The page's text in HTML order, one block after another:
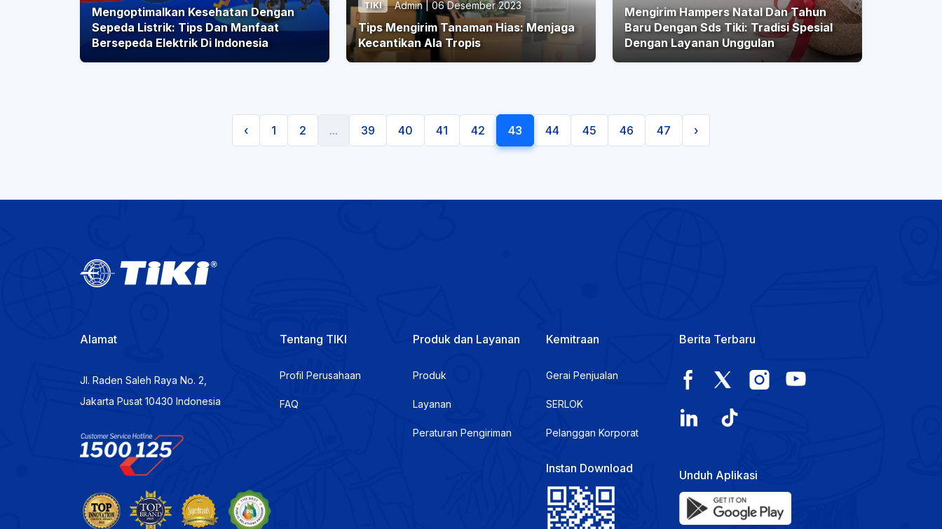
Mengoptimalkan Kesehatan Dengan
Sepeda Listrik: Tips Dan Manfaat
Bersepeda Elektrik Di Indonesia
TIKI Admin | 06 Desember 2023
Tips Mengirim Tanaman Hias: Menjaga
Kecantikan Ala Tropis
Mengirim Hampers Natal Dan Tahun
Baru Dengan Sds Tiki: Tradisi Spesial
Dengan Layanan Unggulan
‹ 1 2 ... 39 40 41 42 43 44 45 46 47 ›
Alamat
Jl. Raden Saleh Raya No. 2,
Jakarta Pusat 10430 Indonesia
Tentang TIKI
Profil Perusahaan
FAQ
Produk dan Layanan
Produk
Layanan
Peraturan Pengiriman
Kemitraan
Gerai Penjualan
SERLOK
Pelanggan Korporat
Instan Download
Berita Terbaru
Unduh Aplikasi